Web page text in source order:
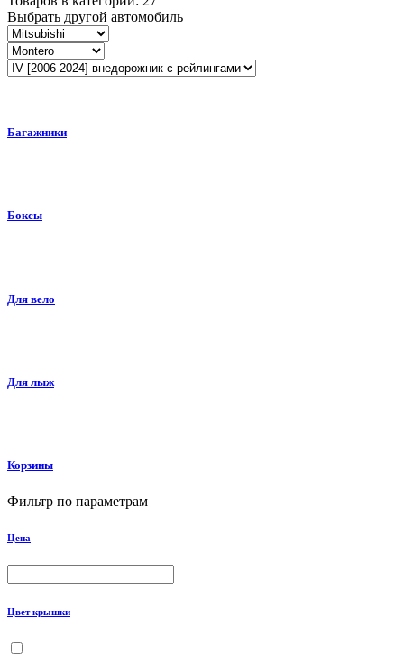
Выбрать другой автомобиль
Багажники
Боксы
Для вело
Для лыж
Корзины
Фильтр по параметрам
Цена
Цвет крышки